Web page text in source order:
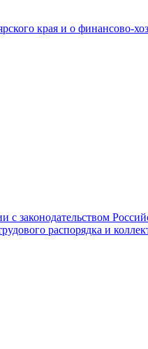
края и о финансово-
законодательством
распорядка и